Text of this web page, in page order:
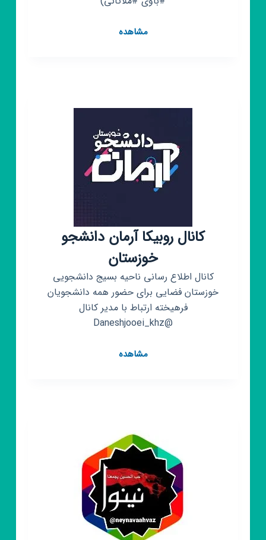
مشاهدهکانال
😷
کانال روبیکا آرمان دانشجو
خوزستان
کانال اطلاع رسانی ناحیه بسیج دانشجویی
خوزستان فضایی برای حضور همه دانشجویان
فرهیخته ارتباط با مدیر کانال
@Daneshjooei_khz
مشاهدهکانال